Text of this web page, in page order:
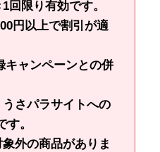
回限り有効です。
円以上で割引が適
キャンペーンとの併
さパラサイトへの
。
外の商品がありま